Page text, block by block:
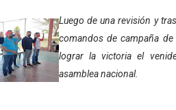
bolivariano avanza en la
merideños aprenden sobre
universitario muestra sus
Luego de una revisión y
comandos de campaña
lograr la victoria el
asamblea nacional.